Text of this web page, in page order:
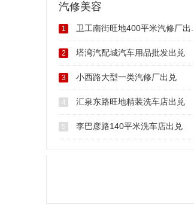
汽修美容
1 卫工南街旺地400平米汽修厂出...
2 塔湾汽配城汽车用品批发出兑
3 小西路大型一类汽修厂出兑
4 汇泉东路旺地精装洗车店出兑
5 李巴彦路140平米洗车店出兑